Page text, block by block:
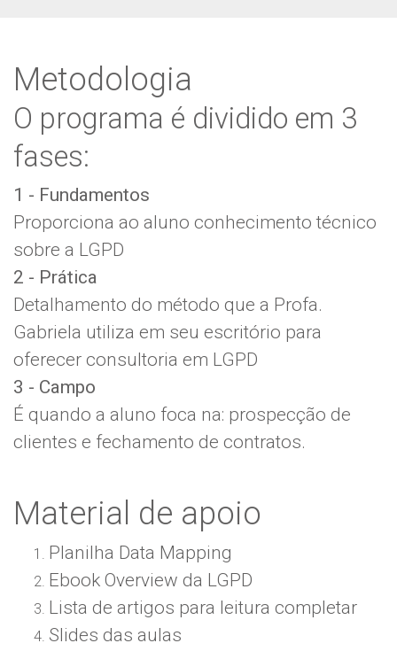
Metodologia
O programa é dividido em 3
fases:
1 - Fundamentos
Proporciona ao aluno conhecimento técnico
sobre a LGPD
2 - Prática
Detalhamento do método que a Profa.
Gabriela utiliza em seu escritório para
oferecer consultoria em LGPD
3 - Campo
É quando a aluno foca na: prospecção de
clientes e fechamento de contratos.
Material de apoio
Planilha Data Mapping
Ebook Overview da LGPD
Lista de artigos para leitura completar
Slides das aulas